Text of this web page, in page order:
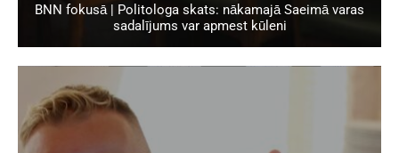
BNN fokusā | Politologa skats: nākamajā Saeimā varas
sadalījums var apmest kūleni